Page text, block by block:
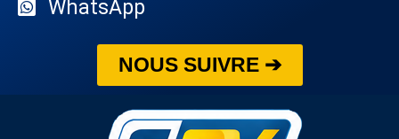
WhatsApp
NOUS SUIVRE ➔